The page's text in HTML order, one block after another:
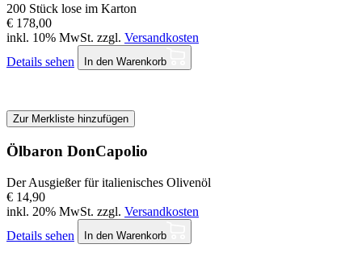
200 Stück lose im Karton
€ 178,00
inkl. 10% MwSt. zzgl. Versandkosten
Details sehen
In den Warenkorb
Zur Merkliste hinzufügen
Ölbaron DonCapolio
Der Ausgießer für italienisches Olivenöl
€ 14,90
inkl. 20% MwSt. zzgl. Versandkosten
Details sehen
In den Warenkorb